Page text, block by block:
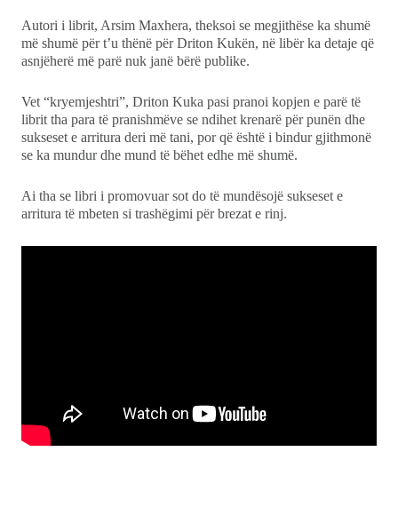
Autori i librit, Arsim Maxhera, theksoi se megjithëse ka shumë
më shumë për t’u thënë për Driton Kukën, në libër ka detaje që
asnjëherë më parë nuk janë bërë publike.
Vet “kryemjeshtri”, Driton Kuka pasi pranoi kopjen e parë të
librit tha para të pranishmëve se ndihet krenarë për punën dhe
sukseset e arritura deri më tani, por që është i bindur gjithmonë
se ka mundur dhe mund të bëhet edhe më shumë.
Ai tha se libri i promovuar sot do të mundësojë sukseset e
arritura të mbeten si trashëgimi për brezat e rinj.